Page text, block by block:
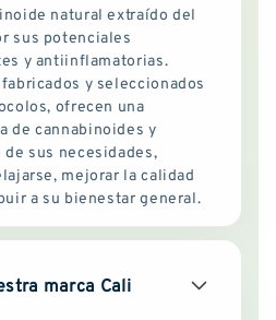
natural extraído del
sus potenciales
y antiinflamatorias.
y seleccionados
ofrecen una
de cannabinoides y
sus necesidades,
mejorar la calidad
a su bienestar general.
marca Cali